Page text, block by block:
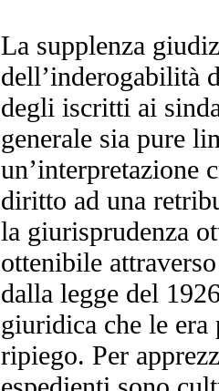
La supplenza
dell’inderogabilità
degli iscritti ai
generale sia pure
un’interpretazione
diritto ad una
la giurisprudenza
ottenibile
dalla legge del
giuridica che le
ripiego. Per